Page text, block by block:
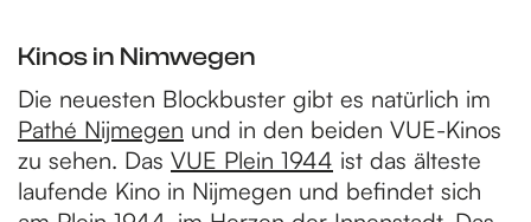
p
a
Kinos in Nimwegen
Die neuesten Blockbuster gibt es natürlich im
Pathé Nijmegen und in den beiden VUE-Kinos
zu sehen. Das VUE Plein 1944 ist das älteste
laufende Kino in Nijmegen und befindet sich